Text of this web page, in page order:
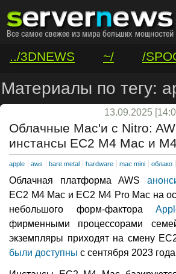
../3DNEWS ~/ /
/VAR/CONTACT
Материалы по тегу:
13.09.2025
Облачные Mac'и с Nitro:
инстансы EC2 M4 Mac и
apple aws bare metal hardware mac mini облако
Облачная платформа AWS
EC2 M4 Mac и EC2 M4 Pro Mac на
небольшого форм-фактора
фирменными процессорами
экземпляры приходят на смену
были доступны с сентября 2023